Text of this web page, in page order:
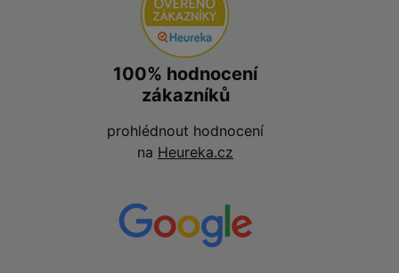
100% hodnocení
zákazníků
prohlédnout hodnocení
na Heureka.cz